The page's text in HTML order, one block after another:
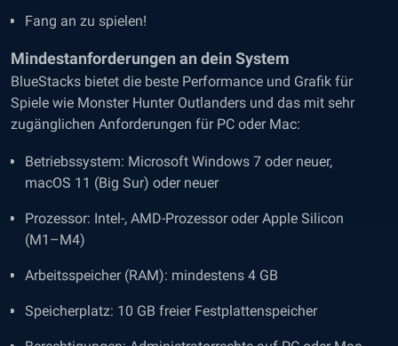
Fang an zu spielen!
Mindestanforderungen an dein System
BlueStacks bietet die beste Performance und Grafik für
Spiele wie Monster Hunter Outlanders und das mit sehr
zugänglichen Anforderungen für PC oder Mac:
Betriebssystem: Microsoft Windows 7 oder neuer,
macOS 11 (Big Sur) oder neuer
Prozessor: Intel-, AMD-Prozessor oder Apple Silicon
(M1–M4)
Arbeitsspeicher (RAM): mindestens 4 GB
Speicherplatz: 10 GB freier Festplattenspeicher